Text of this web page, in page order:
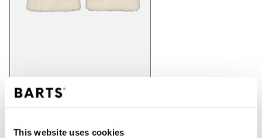
This website uses cookies